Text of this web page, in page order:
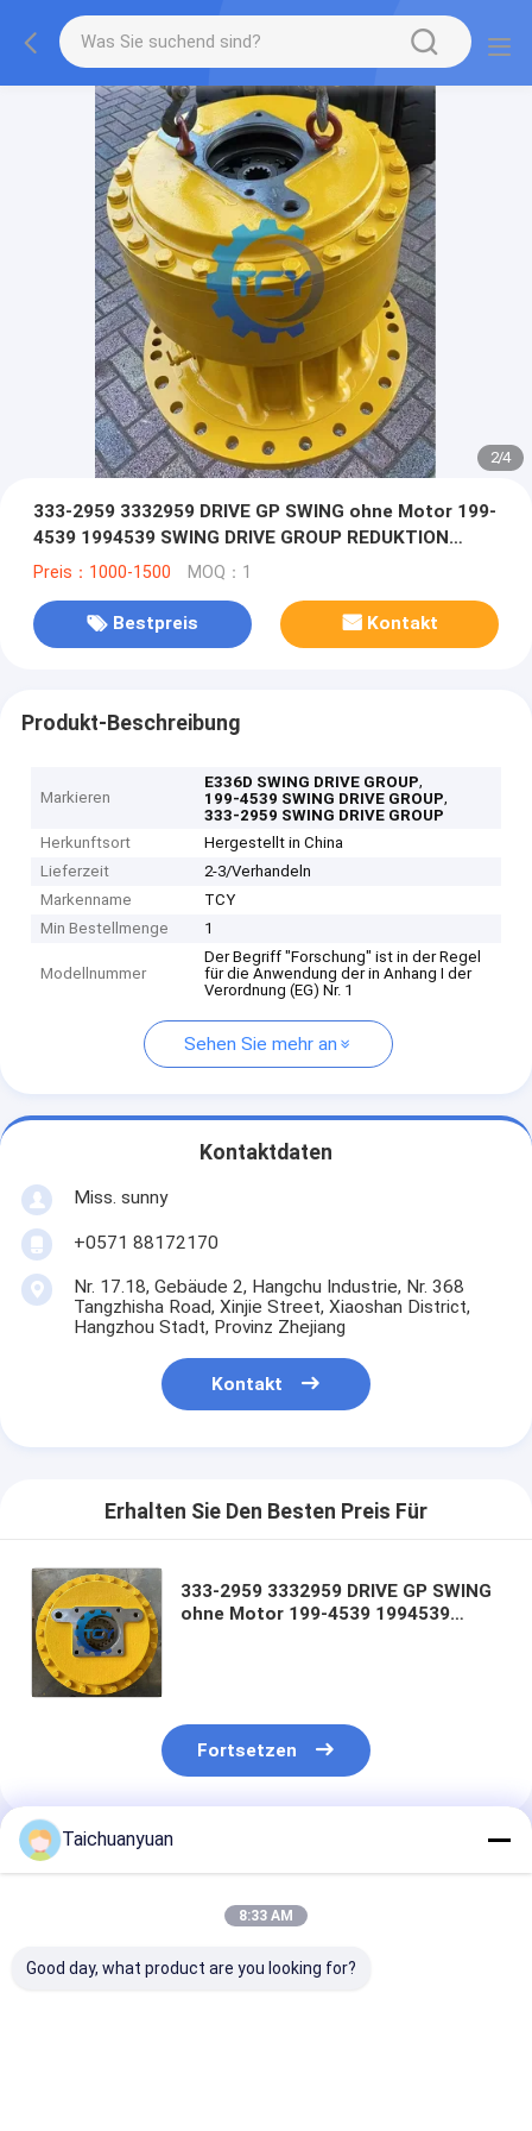
2/4
333-2959 3332959 DRIVE GP SWING ohne Motor 199-
4539 1994539 SWING DRIVE GROUP REDUKTION
GREEBOX für Katze E336D E330C E330D E336D2
Preis：1000-1500 MOQ：1
Bestpreis Kontakt
Produkt-Beschreibung
Markieren
E336D SWING DRIVE GROUP,
199-4539 SWING DRIVE GROUP,
333-2959 SWING DRIVE GROUP
Herkunftsort
Hergestellt in China
Lieferzeit
2-3/Verhandeln
Markenname
TCY
Min Bestellmenge
1
Modellnummer
Der Begriff "Forschung" ist in der Regel
für die Anwendung der in Anhang I der
Verordnung (EG) Nr. 1
Sehen Sie mehr an
Kontaktdaten
Miss. sunny
+0571 88172170
Nr. 17.18, Gebäude 2, Hangchu Industrie, Nr. 368
Tangzhisha Road, Xinjie Street, Xiaoshan District,
Hangzhou Stadt, Provinz Zhejiang
Kontakt
Erhalten Sie Den Besten Preis Für
333-2959 3332959 DRIVE GP SWING
ohne Motor 199-4539 1994539
Fortsetzen
Empfohlene Produkte
Taichuanyuan
8:33 AM
Good day, what product are you looking for?